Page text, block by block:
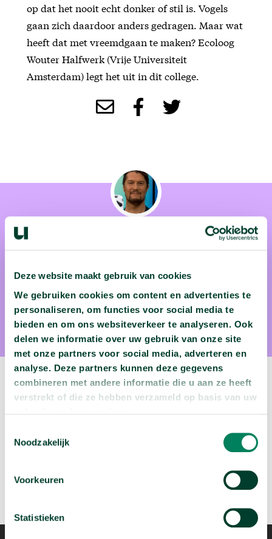
Deze website maakt gebruik van cookies
We gebruiken cookies om content en advertenties te
personaliseren, om functies voor social media te
bieden en om ons websiteverkeer te analyseren. Ook
delen we informatie over uw gebruik van onze site
met onze partners voor social media, adverteren en
analyse. Deze partners kunnen deze gegevens
combineren met andere informatie die u aan ze heeft
verstrekt of die ze hebben verzameld op basis van uw
Noodzakelijk
Voorkeuren
Statistieken
op dat het nooit echt donker of stil is. Vogels
gaan zich daardoor anders gedragen. Maar wat
heeft dat met vreemdgaan te maken? Ecoloog
Wouter Halfwerk (Vrije Universiteit
Amsterdam) legt het uit in dit college.
Dr. Wouter Halfwerk
Dr. Wouter Halfwerk is ecoloog aan de Vrije Universiteit
Amsterdam
Volgende video:
Bekijk deze video arrow_forward